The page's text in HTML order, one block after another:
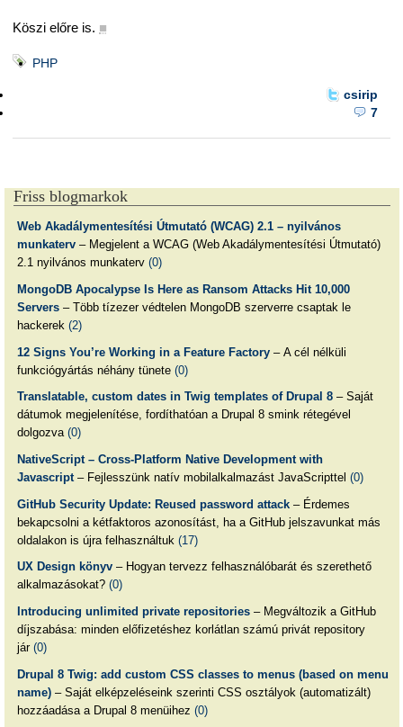
Köszi előre is. ■
PHP
csirip
7
Friss blogmarkok
Web Akadálymentesítési Útmutató (WCAG) 2.1 – nyilvános
munkaterv– Megjelent a WCAG (Web Akadálymentesítési Útmutató)
2.1 nyilvános munkaterv (0)
MongoDB Apocalypse Is Here as Ransom Attacks Hit 10,000
Servers– Több tízezer védtelen MongoDB szerverre csaptak le
hackerek (2)
12 Signs You’re Working in a Feature Factory– A cél nélküli
funkciógyártás néhány tünete (0)
Translatable, custom dates in Twig templates of Drupal 8– Saját
dátumok megjelenítése, fordíthatóan a Drupal 8 smink rétegével
dolgozva (0)
NativeScript – Cross-Platform Native Development with
Javascript– Fejlesszünk natív mobilalkalmazást JavaScripttel (0)
GitHub Security Update: Reused password attack– Érdemes
bekapcsolni a kétfaktoros azonosítást, ha a GitHub jelszavunkat más
oldalakon is újra felhasználtuk (17)
UX Design könyv– Hogyan tervezz felhasználóbarát és szerethető
alkalmazásokat? (0)
Introducing unlimited private repositories– Megváltozik a GitHub
díjszabása: minden előfizetéshez korlátlan számú privát repository
jár (0)
Drupal 8 Twig: add custom CSS classes to menus (based on menu
name)– Saját elképzeléseink szerinti CSS osztályok (automatizált)
hozzáadása a Drupal 8 menüihez (0)